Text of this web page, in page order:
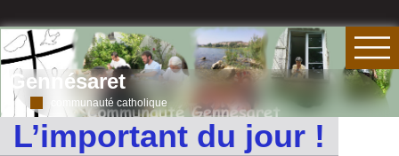
Gennésaret
communauté catholique
L’important du jour !